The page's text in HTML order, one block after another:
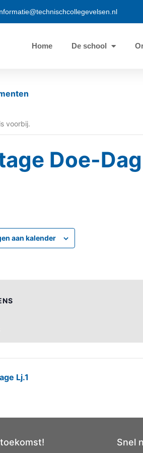
Home De school
voorbij.
Doe-
aan kalender
Lj.1
Snel